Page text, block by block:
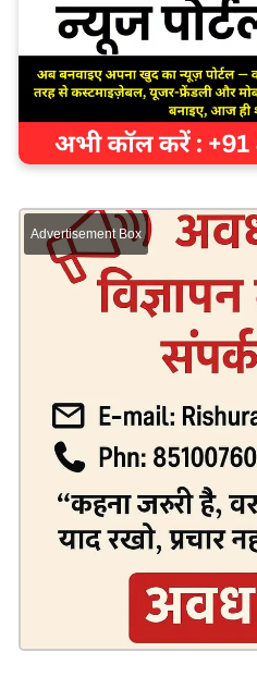
Advertisement Box